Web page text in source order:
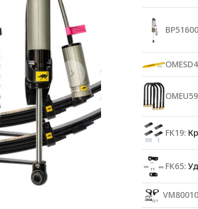
FK19:
FK65: